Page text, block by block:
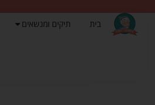
בית תיקים ומנשאים